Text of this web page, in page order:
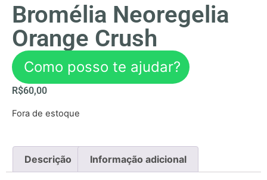
Bromélia Neoregelia
Orange Crush
Como posso te ajudar?
R$60,00
Fora de estoque
Descrição Informação adicional